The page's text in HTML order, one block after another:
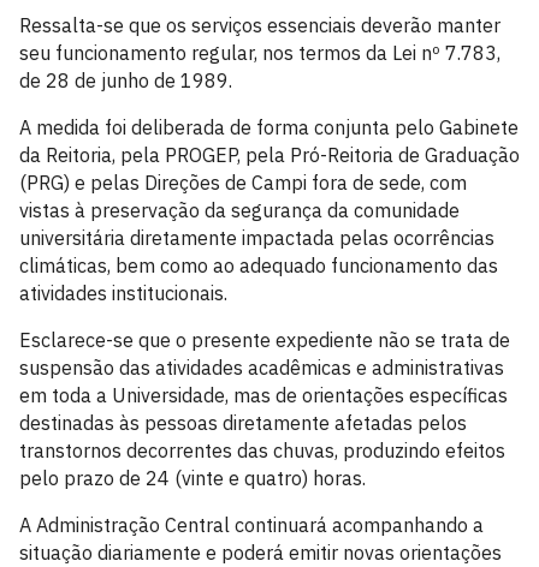
Ressalta-se que os serviços essenciais deverão manter
seu funcionamento regular, nos termos da Lei nº 7.783,
de 28 de junho de 1989.
A medida foi deliberada de forma conjunta pelo Gabinete
da Reitoria, pela PROGEP, pela Pró-Reitoria de Graduação
(PRG) e pelas Direções de Campi fora de sede, com
vistas à preservação da segurança da comunidade
universitária diretamente impactada pelas ocorrências
climáticas, bem como ao adequado funcionamento das
atividades institucionais.
Esclarece-se que o presente expediente não se trata de
suspensão das atividades acadêmicas e administrativas
em toda a Universidade, mas de orientações específicas
destinadas às pessoas diretamente afetadas pelos
transtornos decorrentes das chuvas, produzindo efeitos
pelo prazo de 24 (vinte e quatro) horas.
A Administração Central continuará acompanhando a
situação diariamente e poderá emitir novas orientações